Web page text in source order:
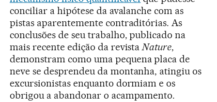
conciliar a hipótese da avalanche com as
pistas aparentemente contraditórias. As
conclusões de seu trabalho, publicado na
mais recente edição da revistaNature,
demonstram como uma pequena placa de
neve se desprendeu da montanha, atingiu os
excursionistas enquanto dormiam e os
obrigou a abandonar o acampamento.